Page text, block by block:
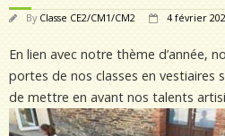
By Classe CE2/CM1/CM2 4 février
En lien avec notre thème d’année,
portes de nos classes en vestiaires
de mettre en avant nos talents